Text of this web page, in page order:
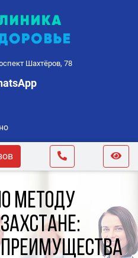
Шахтёров, 78
методу
преимущества